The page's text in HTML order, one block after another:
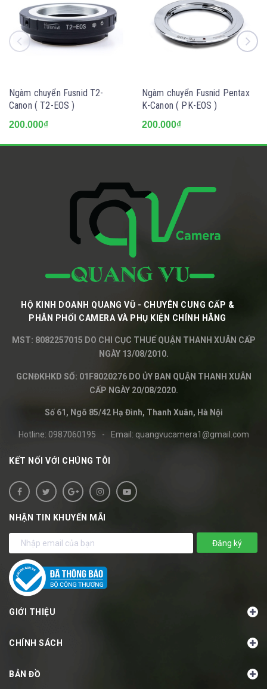
Ngàm chuyển Fusnid T2-
Canon ( T2-EOS )
200.000₫
Ngàm chuyển Fusnid Pentax
K-Canon ( PK-EOS )
200.000₫
HỘ KINH DOANH QUANG VŨ - CHUYÊN CUNG CẤP &
PHÂN PHỐI CAMERA VÀ PHỤ KIỆN CHÍNH HÃNG
MST: 8082257015 DO CHI CỤC THUẾ QUẬN THANH XUÂN CẤP
NGÀY 13/08/2010.
GCNĐKHKD SỐ: 01F8020276 DO ỦY BAN QUẬN THANH XUÂN
CẤP NGÀY 20/08/2020.
Số 61, Ngõ 85/42 Hạ Đình, Thanh Xuân, Hà Nội
Hotline: 0987060195 - Email: quangvucamera1@gmail.com
KẾT NỐI VỚI CHÚNG TÔI
NHẬN TIN KHUYẾN MÃI
Đăng ký
GIỚI THIỆU
CHÍNH SÁCH
BẢN ĐỒ